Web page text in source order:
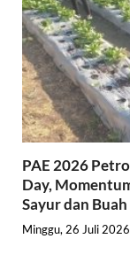
PAE 2026
Day,
Sayur dan Buah
Minggu, 26 Juli